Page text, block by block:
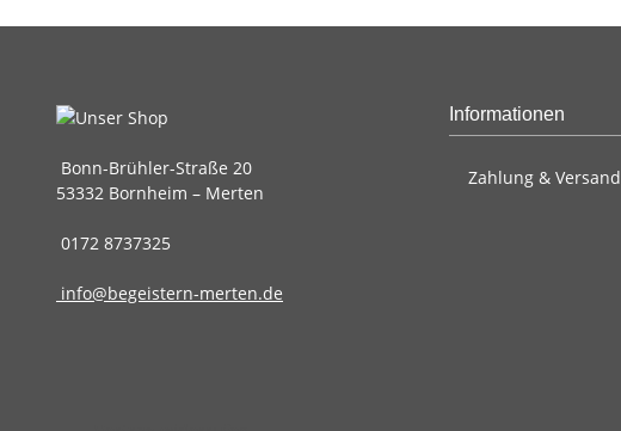
Bonn-Brühler-Straße 20
53332 Bornheim – Merten
0172 8737325
info@begeistern-merten.de
Informationen
Zahlung & Versand